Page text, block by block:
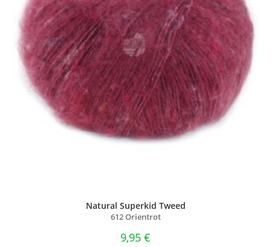
Natural Superkid Tweed
612 Orientrot
9,95 €